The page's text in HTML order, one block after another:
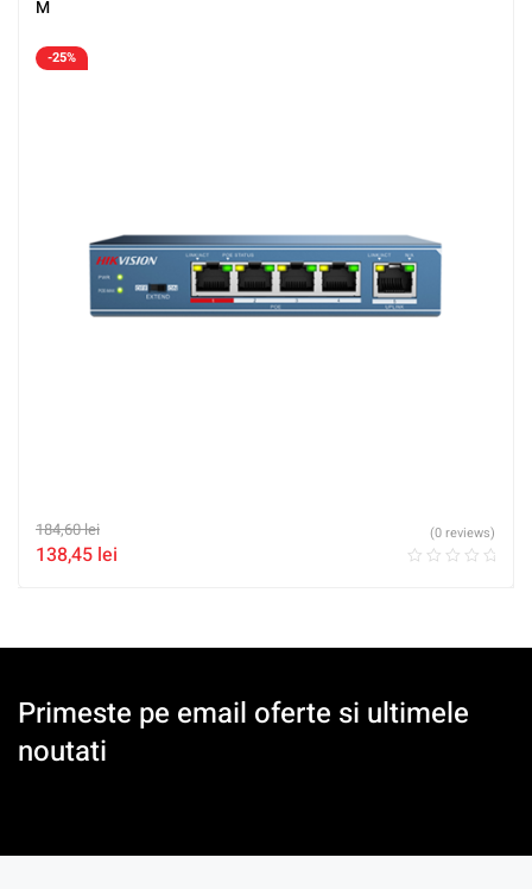
M
-25%
184,60lei
138,45 lei
(0 reviews)
Primeste pe email oferte si ultimele
noutati